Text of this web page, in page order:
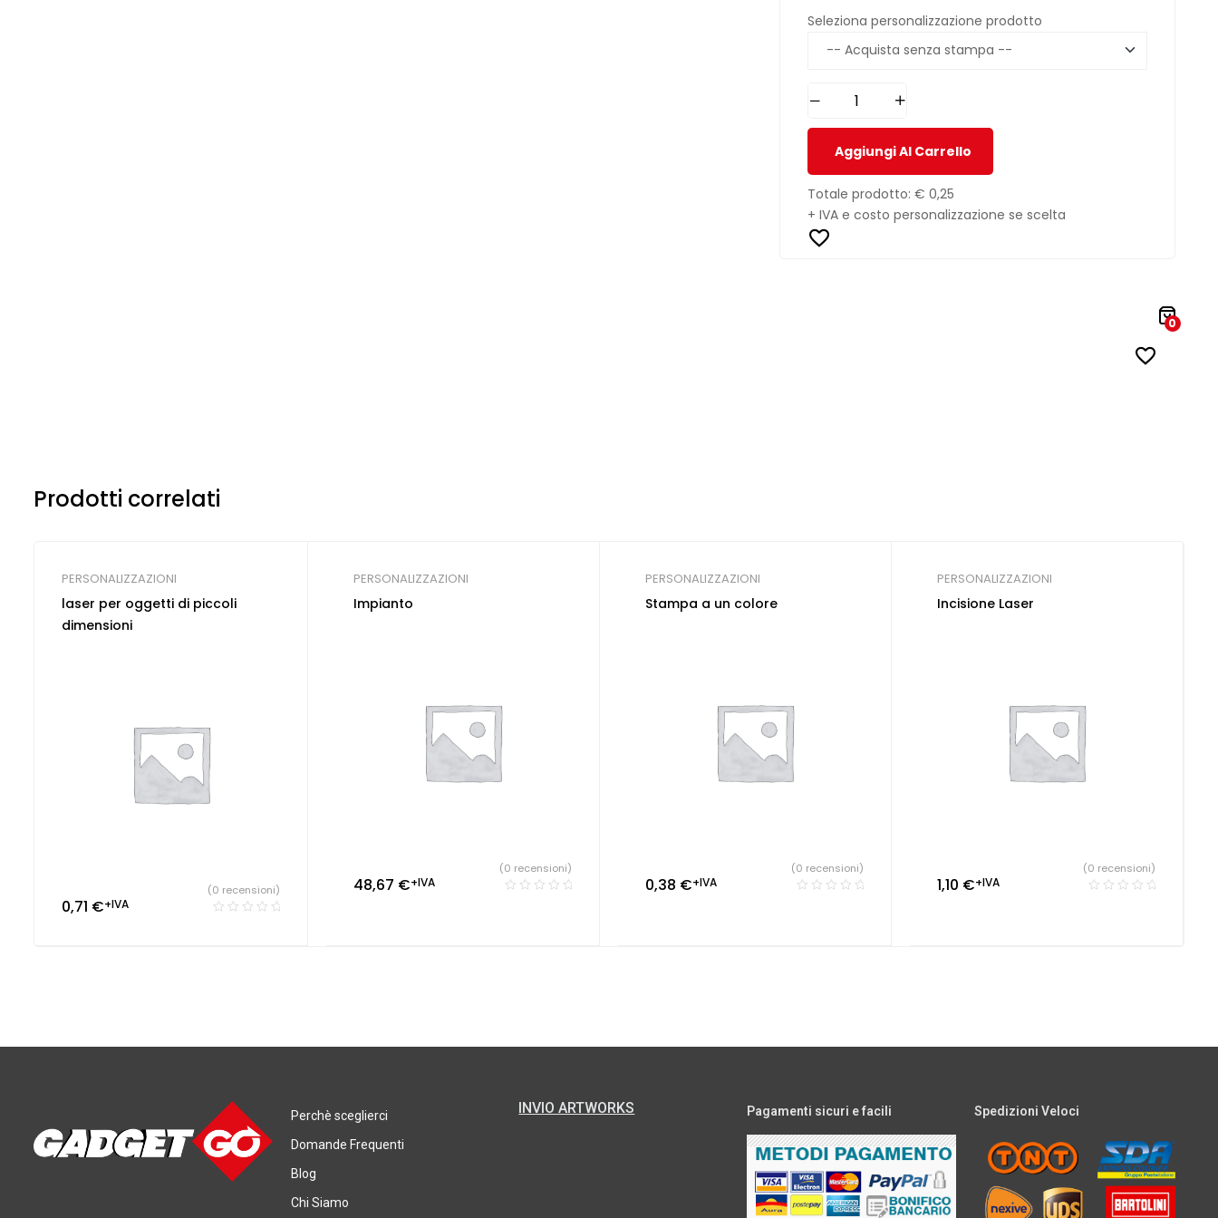
Seleziona personalizzazione prodotto
Aggiungi Al Carrello
Totale prodotto: € 0,25
+ IVA e costo personalizzazione se scelta
0
Prodotti correlati
PERSONALIZZAZIONI
laser per oggetti di piccoli
dimensioni
0,71 €+IVA
(0 recensioni)
PERSONALIZZAZIONI
Impianto
48,67 €+IVA
(0 recensioni)
PERSONALIZZAZIONI
Stampa a un colore
0,38 €+IVA
(0 recensioni)
PERSONALIZZAZIONI
Incisione Laser
1,10 €+IVA
(0 recensioni)
Perchè sceglierci
Domande Frequenti
Blog
Chi Siamo
INVIO ARTWORKS Pagamenti sicuri e facili Spedizioni Veloci